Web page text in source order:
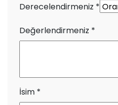
Derecelendirmeniz *
Değerlendirmeniz *
İsim *